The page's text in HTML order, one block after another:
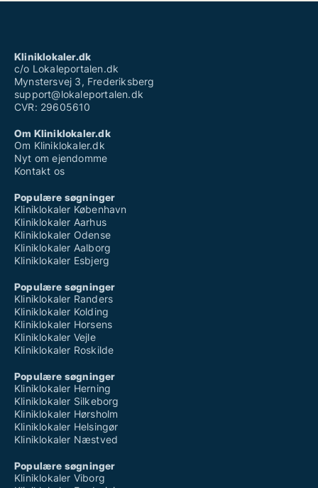
Kliniklokaler.dk
c/o Lokaleportalen.dk
Mynstersvej 3, Frederiksberg
support@lokaleportalen.dk
CVR: 29605610
Om Kliniklokaler.dk
Om Kliniklokaler.dk
Nyt om ejendomme
Kontakt os
Populære søgninger
Kliniklokaler København
Kliniklokaler Aarhus
Kliniklokaler Odense
Kliniklokaler Aalborg
Kliniklokaler Esbjerg
Populære søgninger
Kliniklokaler Randers
Kliniklokaler Kolding
Kliniklokaler Horsens
Kliniklokaler Vejle
Kliniklokaler Roskilde
Populære søgninger
Kliniklokaler Herning
Kliniklokaler Silkeborg
Kliniklokaler Hørsholm
Kliniklokaler Helsingør
Kliniklokaler Næstved
Populære søgninger
Kliniklokaler Viborg